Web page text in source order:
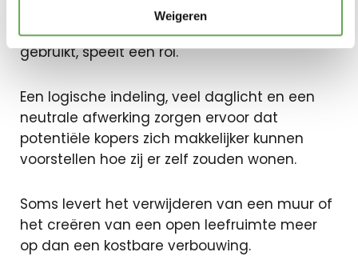
Weigeren
Niet alleen de grootte van een woning telt.
Ook de manier waarop de ruimte wordt
gebruikt, speelt een rol.
Een logische indeling, veel daglicht en een
neutrale afwerking zorgen ervoor dat
potentiële kopers zich makkelijker kunnen
voorstellen hoe zij er zelf zouden wonen.
Soms levert het verwijderen van een muur of
het creëren van een open leefruimte meer
op dan een kostbare verbouwing.